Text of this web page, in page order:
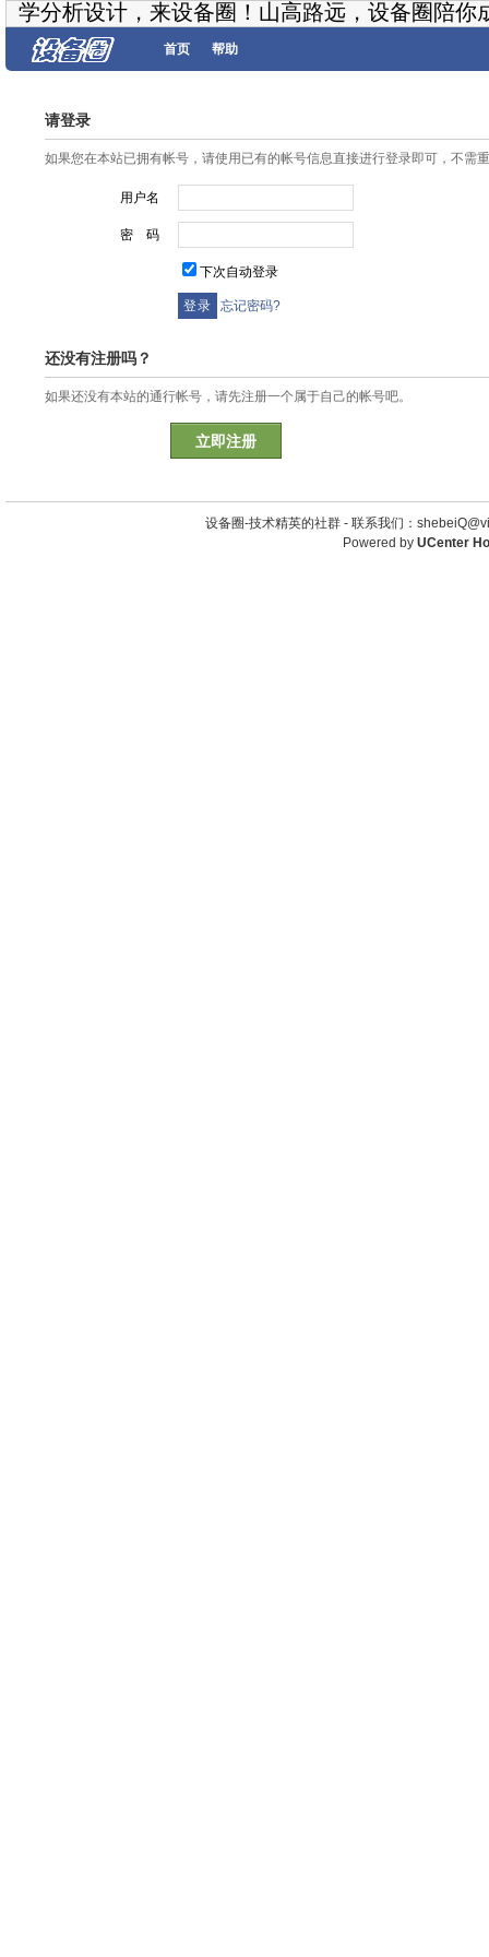
学分析设计，来设备圈！山高路远，设备圈陪你
首页 帮助
请登录
如果您在本站已拥有帐号，请使用已有的帐号信息直接进行登录即可，不需
用户名
密 码
下次自动登录
忘记密码?
还没有注册吗？
如果还没有本站的通行帐号，请先注册一个属于自己的帐号吧。
立即注册
设备圈-技术精英的社群 - 联系我们：
Powered by UCenter